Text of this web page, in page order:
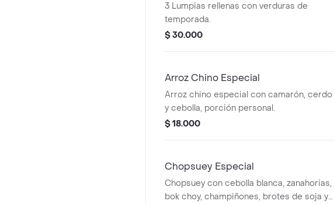
3 Lumpias rellenas con verduras de
temporada.
$ 30.000
Arroz Chino Especial
Arroz chino especial con camarón, cerdo
y cebolla, porción personal.
$ 18.000
Chopsuey Especial
Chopsuey con cebolla blanca, zanahorias,
bok choy, champiñones, brotes de soja y